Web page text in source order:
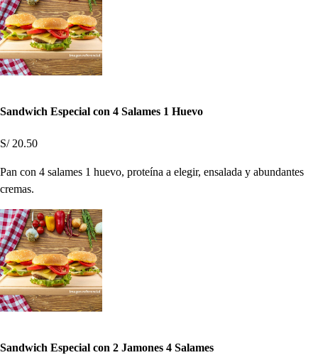
Sandwich Especial con 4 Salames 1 Huevo
S/ 20.50
Pan con 4 salames 1 huevo, proteína a elegir, ensalada y abundantes
cremas.
Sandwich Especial con 2 Jamones 4 Salames